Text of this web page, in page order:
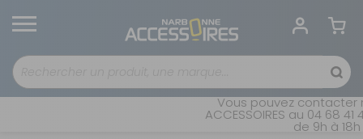
Vous pouvez contacter
ACCESSOIRES au 04 68
de 9h à